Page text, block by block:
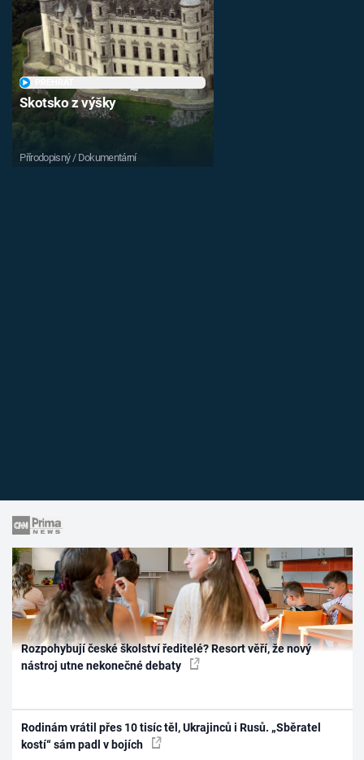
Skotsko z výšky
Přírodopisný / Dokumentární
Rozpohybují české školství ředitelé? Resort věří, že nový
nástroj utne nekonečné debaty
Rodinám vrátil přes 10 tisíc těl, Ukrajinců i Rusů. „Sběratel
kostí“ sám padl v bojích